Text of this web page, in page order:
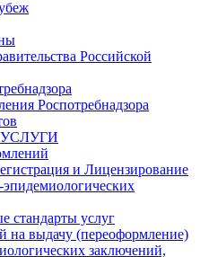
Российской
Роспотребнадзора
и Лицензирование
стандарты услуг
на выдачу (переоформление)
заключений,